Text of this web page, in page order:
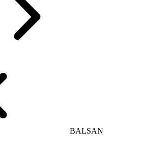
BALSAN